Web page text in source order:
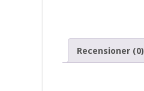
Recensioner (0)